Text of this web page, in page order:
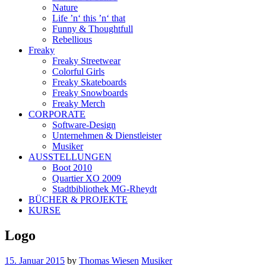
Nature
Life ’n‘ this ’n‘ that
Funny & Thoughtfull
Rebellious
Freaky
Freaky Streetwear
Colorful Girls
Freaky Skateboards
Freaky Snowboards
Freaky Merch
CORPORATE
Software-Design
Unternehmen & Dienstleister
Musiker
AUSSTELLUNGEN
Boot 2010
Quartier XO 2009
Stadtbibliothek MG-Rheydt
BÜCHER & PROJEKTE
KURSE
Logo
15. Januar 2015 by Thomas Wiesen Musiker